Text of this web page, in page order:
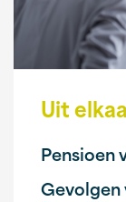
Uit
Pensioen
Gevolgen